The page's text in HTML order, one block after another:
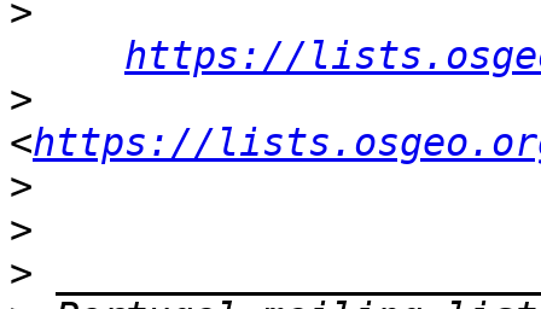
>
https://
>
<https://
>
>
>